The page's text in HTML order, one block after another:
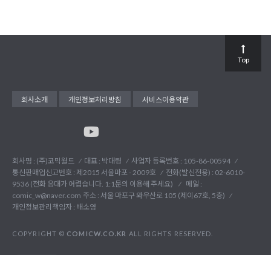
회사소개 개인정보처리방침 서비스이용약관
회사명 : (주)코믹월드 대표 : 박대령
사업자 등록번호 : 105-86-00594
통신판매업신고번호 : 제2015 서울마포 - 2009호
전화(발신전용) : 02-6010-
9536 (전화 응대가 어렵습니다. 1:1문의 이용해 주세요)
메일 :
comic_w@naver.com 주소 : 서울 마포구 와우산로 105 (제이67호, 5층)
개인정보관리책임자 : 배소영
COPYRIGHT © COMICW.CO.KR ALL RIGHTS RESERVED.
Top